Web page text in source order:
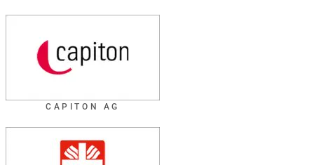
CAPITON AG